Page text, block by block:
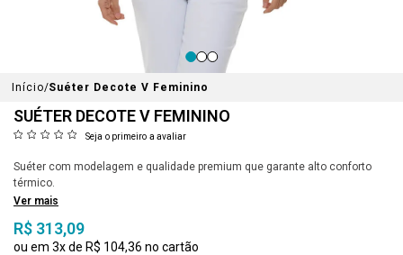
Início Suéter Decote V Feminino
SUÉTER DECOTE V FEMININO
Seja o primeiro a avaliar
Suéter com modelagem e qualidade premium que garante alto conforto
térmico.
Ver mais
R$ 313,09
3x R$ 104,36